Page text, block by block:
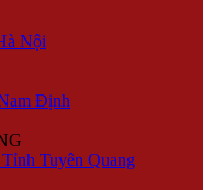
Nội
Định
Tuyên Quang